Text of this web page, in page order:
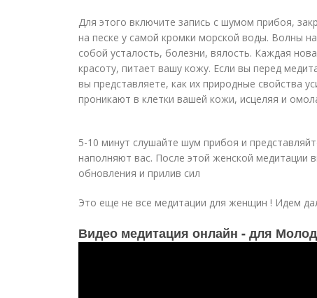
Для этого включите запись с шумом прибоя,
на песке у самой кромки морской воды. Волны
собой усталость, болезни, вялость. Каждая
красоту, питает вашу кожу. Если вы перед
вы представляете, как их природные свойства
проникают в клетки вашей кожи, исцеляя и
5-10 минут слушайте шум прибоя и
наполняют вас. После этой женской медитации
обновления и прилив сил
Это еще не все медитации для женщин ! Идем
Видео медитация онлайн - для